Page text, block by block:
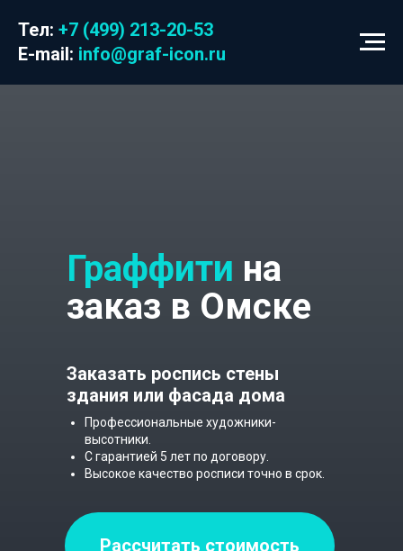
Тел: +7 (499) 213-20-53
E-mail: info@graf-icon.ru
Граффити на
заказ в Омске
Заказать роспись стены
здания или фасада дома
Профессиональные художники-
высотники.
С гарантией 5 лет по договору.
Высокое качество росписи точно в срок.
Рассчитать стоимость